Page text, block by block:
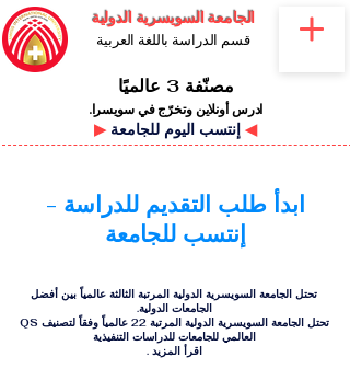
الجامعة السويسرية الدولية
قسم الدراسة باللغة العربية
مصنّفة 3 عالميًا
ادرس أونلاين وتخرّج في سويسرا.
▶ ◀
ابدأ طلب التقديم للدراسة -
إنتسب للجامعة
تحتل الجامعة السويسرية الدولية المرتبة الثالثة عالمياً بين أفضل
الجامعات الدولية.
تحتل الجامعة السويسرية الدولية المرتبة 22 عالمياً وفقاً لتصنيف QS
العالمي للجامعات للدراسات التنفيذية
اقرأ المزيد .